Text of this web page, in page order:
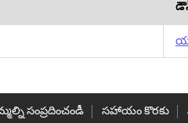
సంప్రదించండీ సహాయం కొరకు